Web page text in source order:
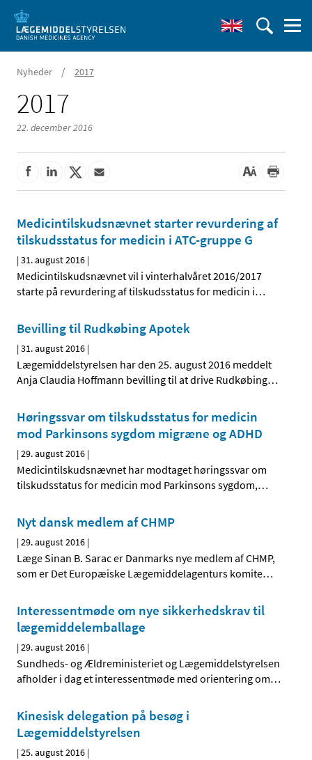
Nyheder / 2017
2017
22. december 2016
Medicintilskudsnævnet starter revurdering af
tilskudsstatus for medicin i ATC-gruppe G
|31. august 2016 |
Medicintilskudsnævnet vil i vinterhalvåret 2016/2017
starte på revurdering af tilskudsstatus for medicin i…
Bevilling til Rudkøbing Apotek
|31. august 2016 |
Lægemiddelstyrelsen har den 25. august 2016 meddelt
Anja Claudia Hoffmann bevilling til at drive Rudkøbing…
Høringssvar om tilskudsstatus for medicin
mod Parkinsons sygdom migræne og ADHD
|29. august 2016 |
Medicintilskudsnævnet har modtaget høringssvar om
tilskudsstatus for medicin mod Parkinsons sygdom,…
Nyt dansk medlem af CHMP
|29. august 2016 |
Læge Sinan B. Sarac er Danmarks nye medlem af CHMP,
som er Det Europæiske Lægemiddelagenturs komite…
Interessentmøde om nye sikkerhedskrav til
lægemiddelemballage
|29. august 2016 |
Sundheds- og Ældreministeriet og Lægemiddelstyrelsen
afholder i dag et interessentmøde med orientering om…
Kinesisk delegation på besøg i
Lægemiddelstyrelsen
|25. august 2016 |